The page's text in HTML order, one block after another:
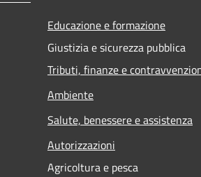
Educazione e formazione
Giustizia e sicurezza pubblica
Tributi, finanze e
Ambiente
Salute, benessere e assistenza
Autorizzazioni
Agricoltura e pesca